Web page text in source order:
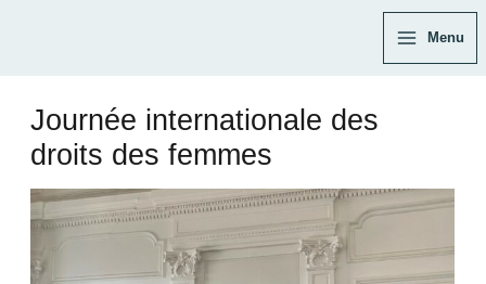
Main
Menu
Menu
Journée internationale des
droits des femmes